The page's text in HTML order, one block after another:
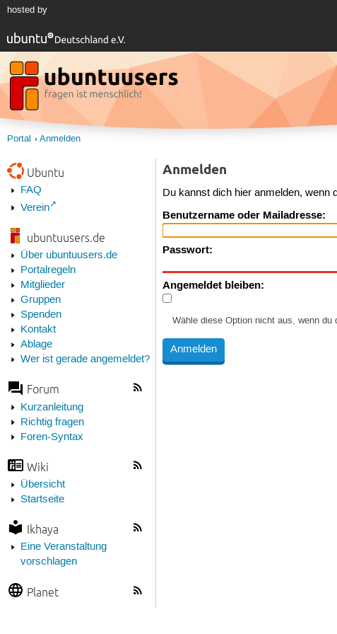
hosted by
Portal Anmelden
Ubuntu
FAQ
Verein
ubuntuusers.de
Über ubuntuusers.de
Portalregeln
Mitglieder
Gruppen
Spenden
Kontakt
Ablage
Wer ist gerade angemeldet?
Forum
Kurzanleitung
Richtig fragen
Foren-Syntax
Wiki
Übersicht
Startseite
Ikhaya
Eine Veranstaltung
vorschlagen
Planet
Anmelden
Du kannst dich hier anmelden, wenn
Benutzername oder Mailadresse:
Passwort:
Angemeldet bleiben:
Wähle diese Option nicht aus, wenn